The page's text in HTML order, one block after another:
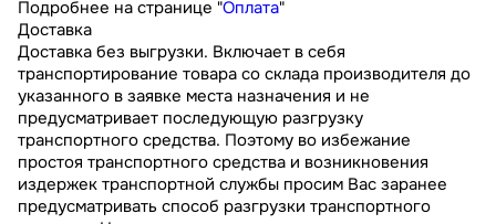
Подробнее на странице "Оплата"
Доставка
Доставка без выгрузки. Включает в себя
транспортирование товара со склада производителя до
указанного в заявке места назначения и не
предусматривает последующую разгрузку
транспортного средства. Поэтому во избежание
простоя транспортного средства и возникновения
издержек транспортной службы просим Вас заранее
предусматривать способ разгрузки транспортного